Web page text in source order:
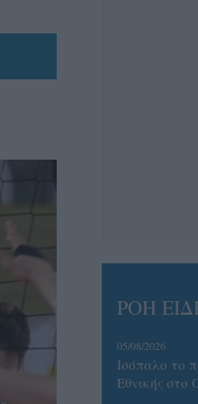
ΡΟΗ
05/08/2026
Ισόπαλο το
Εθνικής στο